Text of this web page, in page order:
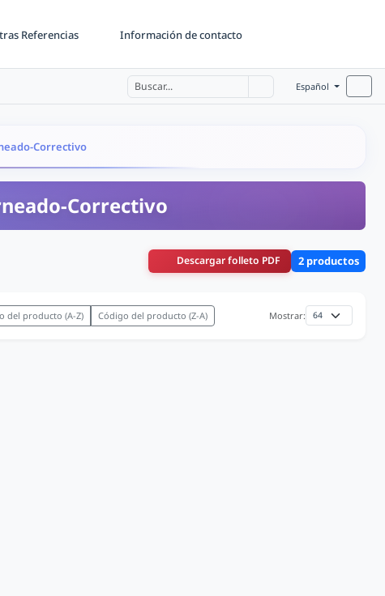
Referencias Información de contacto
Español
Correctivo
Correctivo
Descargar folleto PDF 2 productos
del producto (A-Z) Código del producto (Z-A) Mostrar: